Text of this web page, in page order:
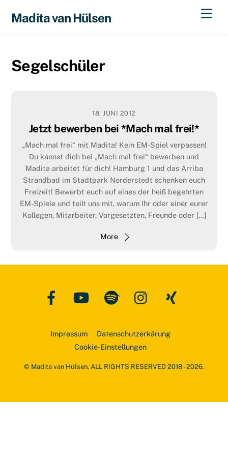
Madita van Hülsen
Segelschüler
18. JUNI 2012
Jetzt bewerben bei *Mach mal frei!*
„Mach mal frei“ mit Madita! Kein EM-Spiel verpassen!
Du kannst dich bei „Mach mal frei“ bewerben und
Madita arbeitet für dich! Hamburg 1 und das Arriba
Strandbad im Stadtpark Norderstedt schenken euch
Freizeit! Bewerbt euch auf eines der heiß begehrten
EM-Spiele und teilt uns mit, warum Ihr oder einer eurer
Kollegen, Mitarbeiter, Vorgesetzten, Freunde oder […]
More
Back
To
Facebook YouTube Spotify Instagram
Impressum
Datenschutzerkärung
Cookie-Einstellungen
© Madita van Hülsen. ALL RIGHTS RESERVED 2018 - 2026.